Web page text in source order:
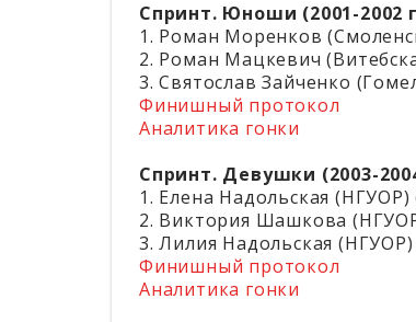
Спринт. Юноши (2001-2002
1. Роман Моренков
2. Роман Мацкевич
3. Святослав Зайченко
Финишный протокол
Аналитика гонки
Спринт. Девушки (2003-
1. Елена Надольская (НГУОР)
2. Виктория Шашкова
3. Лилия Надольская (НГУОР)
Финишный протокол
Аналитика гонки